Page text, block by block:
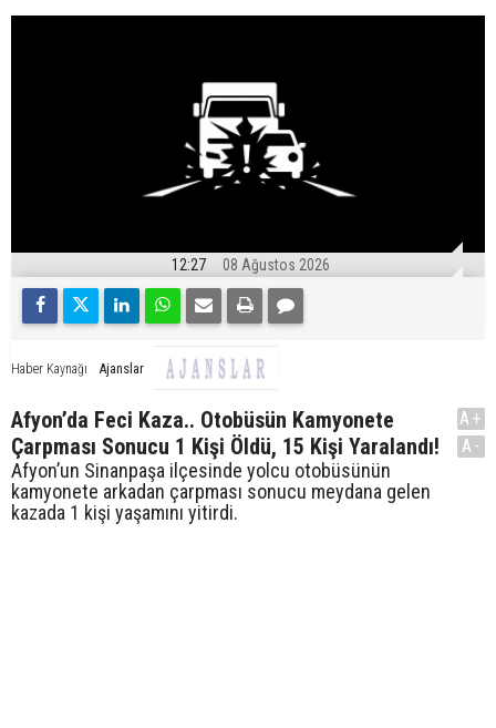
12:27 08 Ağustos 2026
Haber Kaynağı Ajanslar
Afyon’da Feci Kaza.. Otobüsün Kamyonete
Çarpması Sonucu 1 Kişi Öldü, 15 Kişi Yaralandı!
Afyon’un Sinanpaşa ilçesinde yolcu otobüsünün
kamyonete arkadan çarpması sonucu meydana gelen
kazada 1 kişi yaşamını yitirdi.
A+
A-